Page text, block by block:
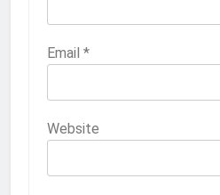
Email *
Website